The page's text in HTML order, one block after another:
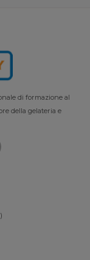
di formazione al
della gelateria e